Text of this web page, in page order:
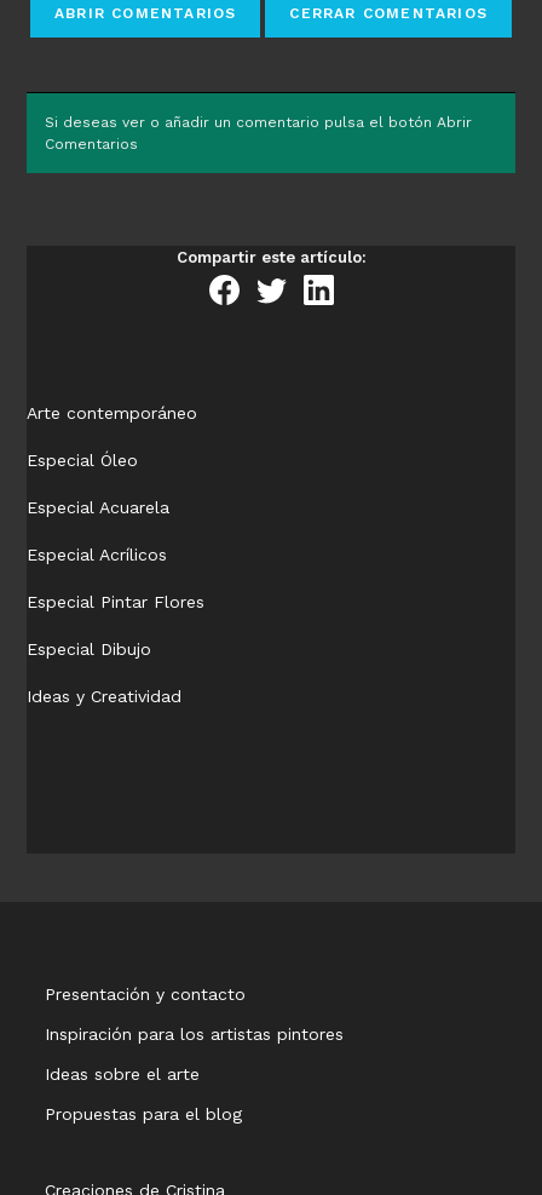
Si deseas ver o añadir un comentario pulsa el botón Abrir
Comentarios
Compartir este artículo:
Arte contemporáneo
Especial Óleo
Especial Acuarela
Especial Acrílicos
Especial Pintar Flores
Especial Dibujo
Ideas y Creatividad
Presentación y contacto
Inspiración para los artistas pintores
Ideas sobre el arte
Propuestas para el blog
Creaciones de Cristina